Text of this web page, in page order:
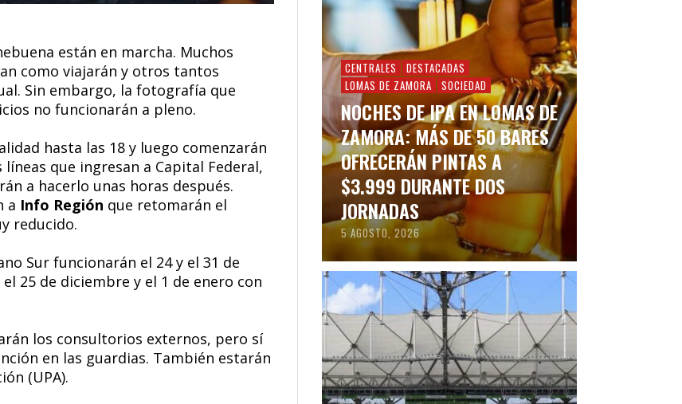
están en marcha. Muchos
como viajarán y otros tantos
Sin embargo, la fotografía que
no funcionarán a pleno.
hasta las 18 y luego comenzarán
que ingresan a Capital Federal,
a hacerlo unas horas después.
a Info Región que retomarán el
reducido.
Sur funcionarán el 24 y el 31 de
25 de diciembre y el 1 de enero con
los consultorios externos, pero sí
en las guardias. También estarán
(UPA).
CENTRALES
DESTACADAS
LOMAS DE ZAMORA
SOCIEDAD
NOCHES DE IPA EN LOMAS DE
ZAMORA: MÁS DE 50 BARES
OFRECERÁN PINTAS A
$3.999 DURANTE DOS
JORNADAS
5 AGOSTO, 2026